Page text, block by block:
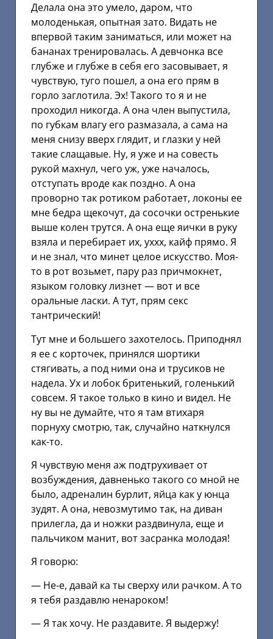
Делала она это умело, даром, что
молоденькая, опытная зато. Видать не
впервой таким заниматься, или может на
бананах тренировалась. А девчонка все
глубже и глубже в себя его засовывает, я
чувствую, туго пошел, а она его прям в
горло заглотила. Эх! Такого то я и не
проходил никогда. А она член выпустила,
по губкам влагу его размазала, а сама на
меня снизу вверх глядит, и глазки у ней
такие слащавые. Ну, я уже и на совесть
рукой махнул, чего уж, уже началось,
отступать вроде как поздно. А она
проворно так ротиком работает, локоны ее
мне бедра щекочут, да сосочки остренькие
выше колен трутся. А она еще яички в руку
взяла и перебирает их, уххх, кайф прямо. Я
и не знал, что минет целое искусство. Моя-
то в рот возьмет, пару раз причмокнет,
языком головку лизнет — вот и все
оральные ласки. А тут, прям секс
тантрический!
Тут мне и большего захотелось. Приподнял
я ее с корточек, принялся шортики
стягивать, а под ними она и трусиков не
надела. Ух и лобок бритенький, голенький
совсем. Я такое только в кино и видел. Не
ну вы не думайте, что я там втихаря
порнуху смотрю, так, случайно наткнулся
как-то.
Я чувствую меня аж подтрухивает от
возбуждения, давненько такого со мной не
было, адреналин бурлит, яйца как у юнца
зудят. А она, невозмутимо так, на диван
прилегла, да и ножки раздвинула, еще и
пальчиком манит, вот засранка молодая!
Я говорю:
— Не-е, давай ка ты сверху или рачком. А то
я тебя раздавлю ненароком!
— Я так хочу. Не раздавите. Я выдержу!